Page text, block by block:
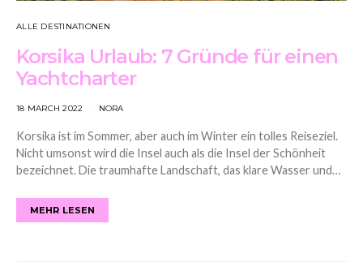
ALLE DESTINATIONEN
Korsika Urlaub: 7 Gründe für einen
Yachtcharter
18 MARCH 2022 NORA
Korsika ist im Sommer, aber auch im Winter ein tolles Reiseziel.
Nicht umsonst wird die Insel auch als die Insel der Schönheit
bezeichnet. Die traumhafte Landschaft, das klare Wasser und…
MEHR LESEN